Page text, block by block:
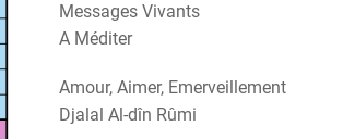
Messages Vivants
A Méditer
Amour, Aimer, Emerveillement
Djalal Al-dîn Rûmi